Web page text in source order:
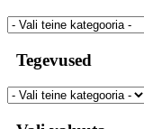
Tegevused